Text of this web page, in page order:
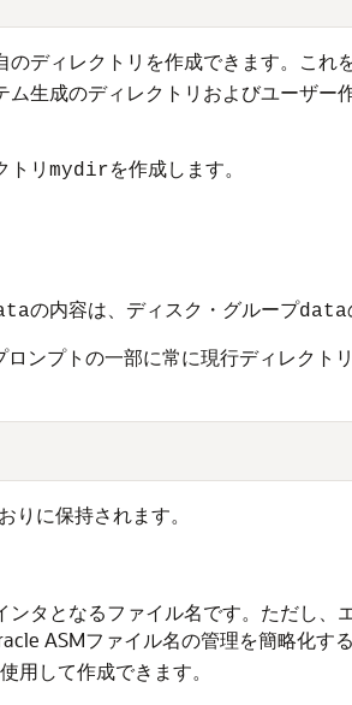
ディレクトリを作成できます。これ
生成のディレクトリおよびユーザー
トリ mydirを作成します。
の内容は、ディスク・グループdata
ンプトの一部に常に現行ディレクト
に保持されます。
タとなるファイル名です。ただし
ASMファイル名の管理を簡略化す
用して作成できます。